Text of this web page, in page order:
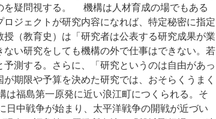
を疑問視する。 機構は人材育成の場でもある
ジェクトが研究内容になれば、特定秘密に指定
（教育史）は「研究者は公表する研究成果が業
い研究をしても機構の外で仕事はできない。若
測する。さらに、「研究というのは自由があっ
期限や予算を決めた研究では、おそらくうまく
福島第一原発に近い浪江町につくられる。そ
中戦争が始まり、太平洋戦争の開戦が近づい